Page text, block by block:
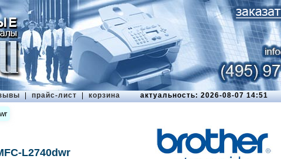
| прайс-лист | корзина актуальность: 2026-08-07 14:51
L2740dwr